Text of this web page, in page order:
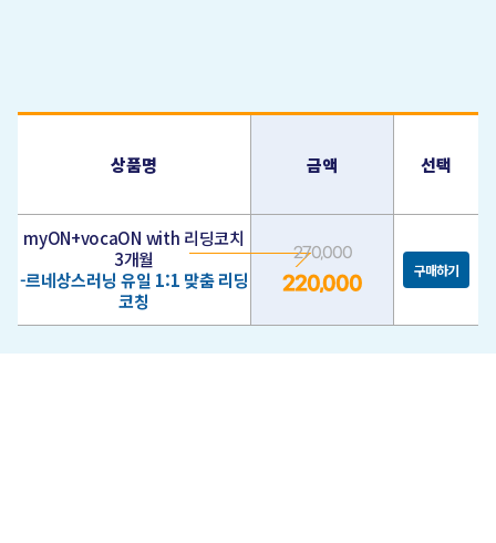
상품명 금액 선택
myON+vocaON with 리딩코치
3개월
-르네상스러닝 유일 1:1 맞춤 리딩
코칭
270,000
220,000
구매하기